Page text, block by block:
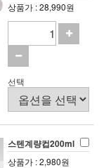
상품가 : 28,990원
선택
스텐계량컵200ml
상품가 : 2,980원